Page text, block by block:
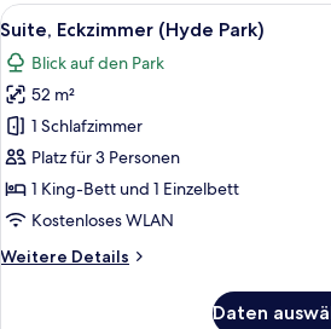
Alle
Fotos
für
Suite,
Eckzimmer
(Hyde
Park)
anzeigen
Ein
8
Suite, Eckzimmer (Hyde Park)
Blick auf den Park
52 m²
1 Schlafzimmer
Platz für 3 Personen
1 King-Bett und 1 Einzelbett
Kostenloses WLAN
Weitere Details
Weitere
Daten